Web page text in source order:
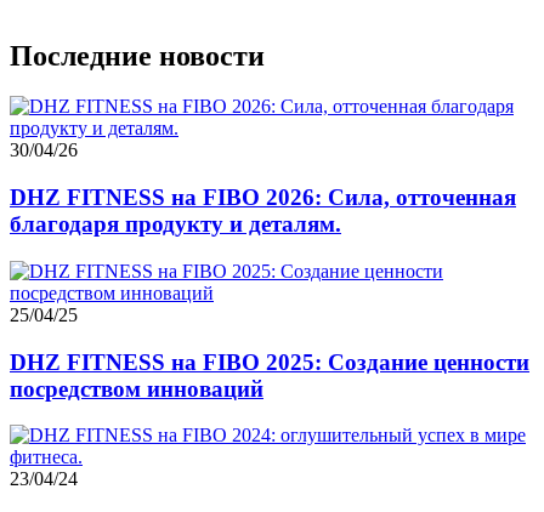
Последние новости
30/04/26
DHZ FITNESS на FIBO 2026: Сила, отточенная
благодаря продукту и деталям.
25/04/25
DHZ FITNESS на FIBO 2025: Создание ценности
посредством инноваций
23/04/24